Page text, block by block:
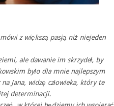
z większą pasją niż niejeden
ale dawanie im skrzydeł, by
było dla mnie najlepszym
Jana, widzę człowieka, który te
determinacji.